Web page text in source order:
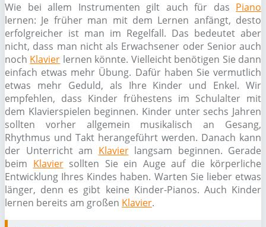
Wie bei allem Instrumenten gilt auch für das Piano
lernen: Je früher man mit dem Lernen anfängt, desto
erfolgreicher ist man im Regelfall. Das bedeutet aber
nicht, dass man nicht als Erwachsener oder Senior auch
noch Klavier lernen könnte. Vielleicht benötigen Sie dann
einfach etwas mehr Übung. Dafür haben Sie vermutlich
etwas mehr Geduld, als Ihre Kinder und Enkel. Wir
empfehlen, dass Kinder frühestens im Schulalter mit
dem Klavierspielen beginnen. Kinder unter sechs Jahren
sollten vorher allgemein musikalisch an Gesang,
Rhythmus und Takt herangeführt werden. Danach kann
der Unterricht am Klavierlangsam beginnen. Gerade
beim Klaviersollten Sie ein Auge auf die körperliche
Entwicklung Ihres Kindes haben. Warten Sie lieber etwas
länger, denn es gibt keine Kinder-Pianos. Auch Kinder
lernen bereits am großen Klavier.